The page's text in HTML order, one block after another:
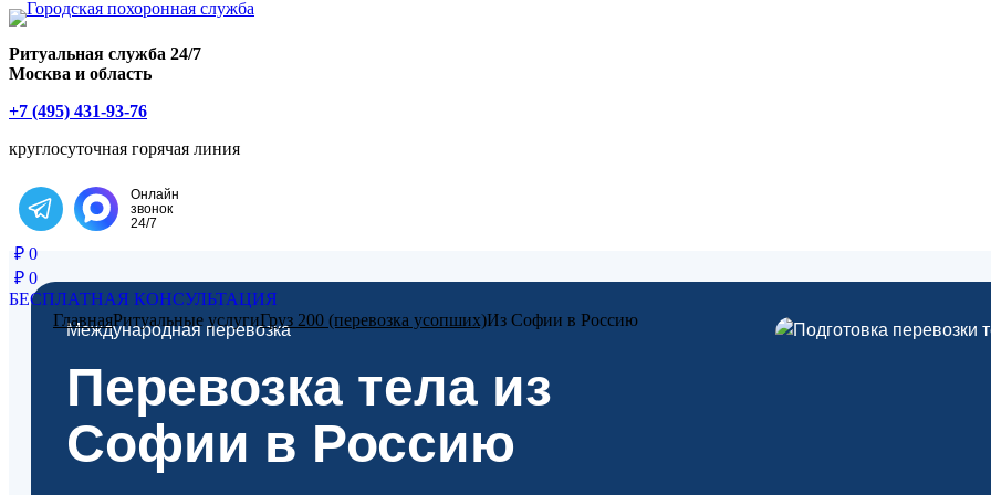
Ритуальная служба 24/7
Москва и область
+7 (495) 431-93-76
круглосуточная горячая линия
Написать в Telegram
Онлайн
звонок
24/7
₽ 0
₽ 0
БЕСПЛАТНАЯ КОНСУЛЬТАЦИЯ
ГлавнаяРитуальные услугиГруз 200 (перевозка усопших)Из Софии в Россию
Международная перевозка
Перевозка тела из
Софии в Россию